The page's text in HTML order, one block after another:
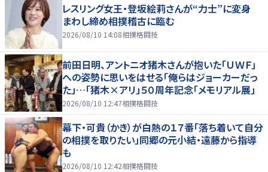
レスリング女王・登坂絵莉さんが“力士”に変身
まわし締め相撲稽古に臨む
2026/08/10 14:08相撲格闘技
前田日明、アントニオ猪木さんが抱いた「ＵＷＦ」
への姿勢に思いをはせる「俺らはジョーカーだっ
た」…「猪木×アリ」５０周年記念「メモリアル展」
2026/08/10 12:47相撲格闘技
幕下・可貴（かき）が白熱の１７番「落ち着いて自分
の相撲を取りたい」同郷の元小結・遠藤から指導
も
2026/08/10 12:42相撲格闘技